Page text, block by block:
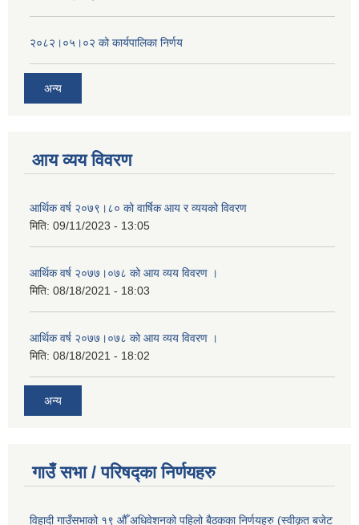
२०८२।०५।०२ को कार्यपालिका निर्णय
अन्य
आय व्यय विवरण
आर्थिक वर्ष २०७९।८० को वार्षिक आय र व्ययको विवरण
मिति: 09/11/2023 - 13:05
आर्थिक वर्ष २०७७।०७८ को आय व्यय विवरण ।
मिति: 08/18/2021 - 18:03
आर्थिक वर्ष २०७७।०७८ को आय व्यय विवरण ।
मिति: 08/18/2021 - 18:02
अन्य
गाउँ सभा / परिषद्का निर्णयहरु
विहादी गाउँसभाको १९ औँ अधिवेशनको पहिलो बैठकका निर्णयहरु (स्वीकृत बजेट